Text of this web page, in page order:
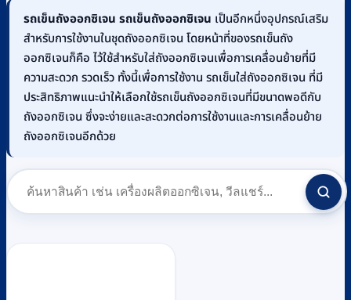
รถเข็นถังออกซิเจน รถเข็นถังออกซิเจน เป็นอีกหนึ่งอุปกรณ์เสริม
สำหรับการใช้งานในชุดถังออกซิเจน โดยหน้าที่ของรถเข็นถัง
ออกซิเจนก็คือ ไว้ใช้สำหรับใส่ถังออกซิเจนเพื่อการเคลื่อนย้ายที่มี
ความสะดวก รวดเร็ว ทั้งนี้เพื่อการใช้งาน รถเข็นใส่ถังออกซิเจน ที่มี
ประสิทธิภาพแนะนำให้เลือกใช้รถเข็นถังออกซิเจนที่มีขนาดพอดีกับ
ถังออกซิเจน ซึ่งจะง่ายและสะดวกต่อการใช้งานและการเคลื่อนย้าย
ถังออกซิเจนอีกด้วย